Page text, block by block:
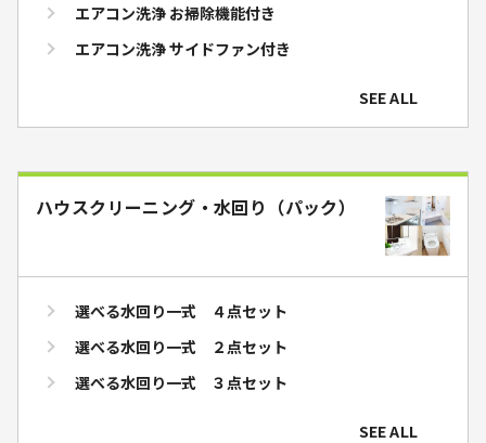
エアコン洗浄 お掃除機能付き
エアコン洗浄 サイドファン付き
SEE ALL
ハウスクリーニング・水回り（パック）
選べる水回り一式 ４点セット
選べる水回り一式 ２点セット
選べる水回り一式 ３点セット
SEE ALL